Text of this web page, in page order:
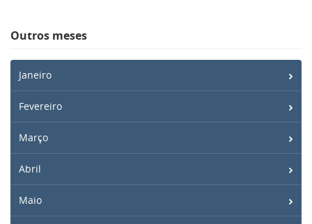
Outros meses
Janeiro
Fevereiro
Março
Abril
Maio